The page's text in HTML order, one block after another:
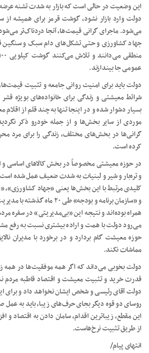
این وضعیت در حالی است که بازار به شدت تشنه
دولت وارد بازار نشود، گوشت قرمز برای همیشه
می‌شود. ماجرای گرانی قیمت‌ها، آنجا دردناک‌تر
جهاد کشاورزی و حتی تشکل‌های دام سبک و سنگین
عمومی جا بیندازند.
دولت باید برای امنیت روانی جامعه و تثبیت
شرائط معیشتی و زندگی برای خانواده‌های بویژه
بسیار دشوار شده و در اینجا تنها به چند قلم از
موردی از سایر بخش‌ها و از جمله خودرو ذکر
گرانی‌ها در بخش‌های مختلف، زندگی را برای مرد
کرده است.
در حوزه معیشتی مخصوصاً در بخش کالا‌های اساسی و
و تره‌بار و شیر و لبنیات به شدت ضعیف عمل شده
کلیدی مرتبط با این بخش‌ها یعنی «جهاد
و «سازمان برنامه و بودجه» طی
همراه بوده‌اند و نتیجه این «بی‌مدیریتی» در سفره
می‌رود دولت با همت و اراده بیشتری نسبت به رفع
حوزه معیشت گام بردارد و در برخورد با مدیران
مماشات نکند.
دولت بخوبی می‌داند که اگر همه موفقیت‌ها در همه
قدرت خرید و تثبیت معیشت و اقتصاد قاطبه مردم
دولت آقای رئیسی و شخص ایشان نخواهد داد و برای
روسای دو قوه دیگر بجای حرف‌های زیبا، باید به عمل
این مقطع، زیباترین اقدام، سامان دادن به اقتصاد
از طریق تثبیت نرخ‌هاست.
انتهای پیام/